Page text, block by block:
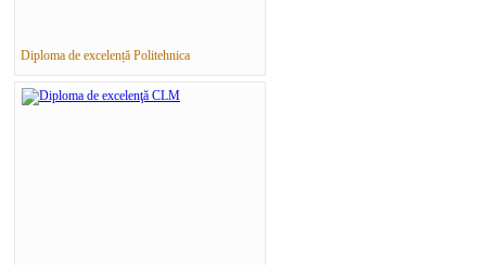
Diploma de excelență Politehnica